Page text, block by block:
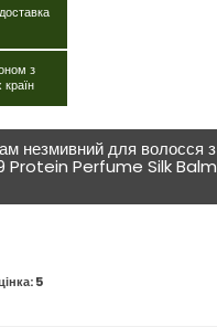
з
країн
незмивний для волосся з
Protein Perfume Silk Balm
5